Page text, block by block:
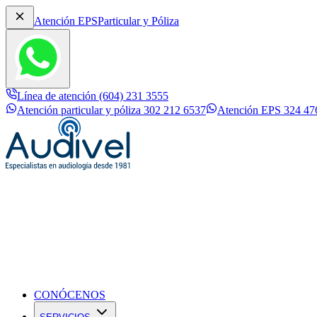
Atención EPSParticular y Póliza
Línea de atención (604) 231 3555
Atención particular y póliza 302 212 6537
Atención EPS 324
Actualidad Auditiva
CONÓCENOS